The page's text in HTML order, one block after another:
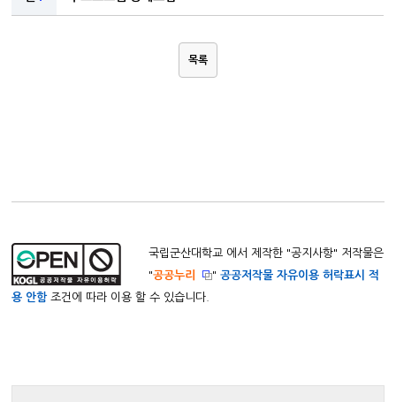
목록
국립군산대학교 에서 제작한 "공지사항" 저작물은
"공공누리 "공공저작물 자유이용 허락표시 적
용 안함조건에 따라 이용 할 수 있습니다.